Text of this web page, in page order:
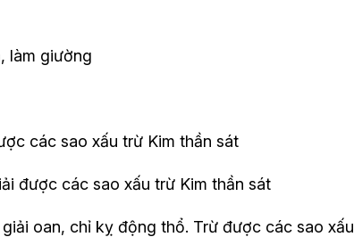
làm giường
các sao xấu trừ Kim thần sát
được các sao xấu trừ Kim thần sát
oan, chỉ kỵ động thổ. Trừ được các sao xấu